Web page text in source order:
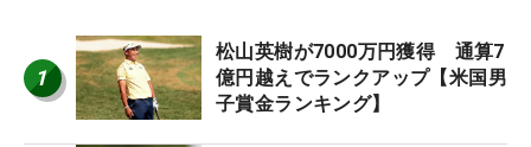
1
松山英樹が7000万円獲得 通算7
億円越えでランクアップ【米国男
子賞金ランキング】